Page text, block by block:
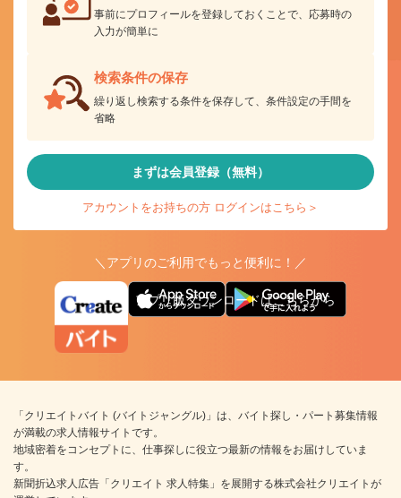
事前にプロフィールを登録しておくことで、応募時の
入力が簡単に
検索条件の保存
繰り返し検索する条件を保存して、条件設定の手間を
省略
まずは会員登録（無料）
アカウントをお持ちの方 ログインはこちら＞
＼アプリのご利用でもっと便利に！／
アプリ版ダウンロードはこちらから
「クリエイトバイト (バイトジャングル)」は、バイト探し・パート募集情報
が満載の求人情報サイトです。
地域密着をコンセプトに、仕事探しに役立つ最新の情報をお届けしていま
す。
新聞折込求人広告「クリエイト 求人特集」を展開する株式会社クリエイトが